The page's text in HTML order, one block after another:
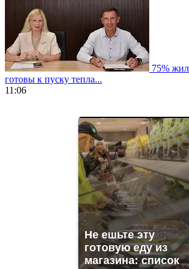
75%
готовы к пуску тепла...
11:06
https://gradewatches.to/
Не ешьте эту
готовую еду из
магазина: список